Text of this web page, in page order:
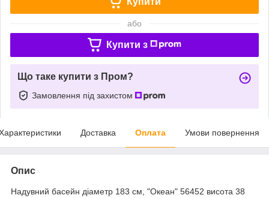
або
Купити з
Що таке купити з Пром?
Замовлення під захистом
Доставка Оплата Умови повернення
Опис
Надувний басейн діаметр 183 см, "Океан" 56452 висота 38